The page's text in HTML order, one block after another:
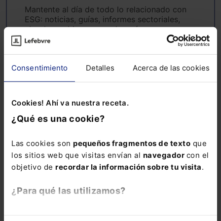
Consentimiento Detalles Acerca de las cookies
Cookies! Ahí va nuestra receta.
¿Qué es una cookie?
Las cookies son pequeños fragmentos de texto que
los sitios web que visitas envían al navegador con el
objetivo de recordar la información sobre tu visita.
¿Para qué las utilizamos?
Mantente al día de todo lo relacionado con
ESG: noticias, guías, informes sectoriales,
ebooks, webinars y mucho más
Email:
Consulta la información básica sobre Protección de Datos